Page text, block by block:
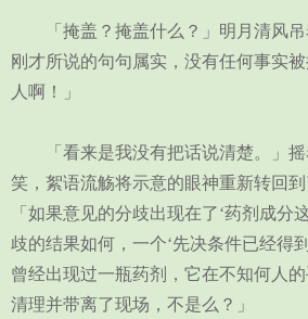
「掩盖？掩盖什么？」明月清风吊
刚才所说的句句属实，没有任何事实
人啊！」
「看来是我没有把话说清楚。」摇
笑，絮语流觞将示意的眼神重新转回到
「如果意见的分歧出现在了‘药剂成分
歧的结果如何，一个‘先决条件已经得
曾经出现过一瓶药剂，它在不知何人
清理并带离了现场，不是么？」